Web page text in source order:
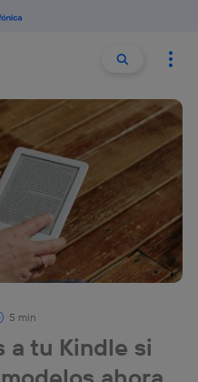
Buscar
5 min
a tu Kindle si